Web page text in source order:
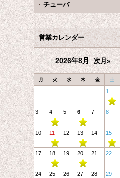
チューバ
営業カレンダー
2026年8月 次月»
月 火 水 木 金 土
1
3 4 5 6 7 8
10 11 12 13 14 15
17 18 19 20 21 22
24 25 26 27 28 29